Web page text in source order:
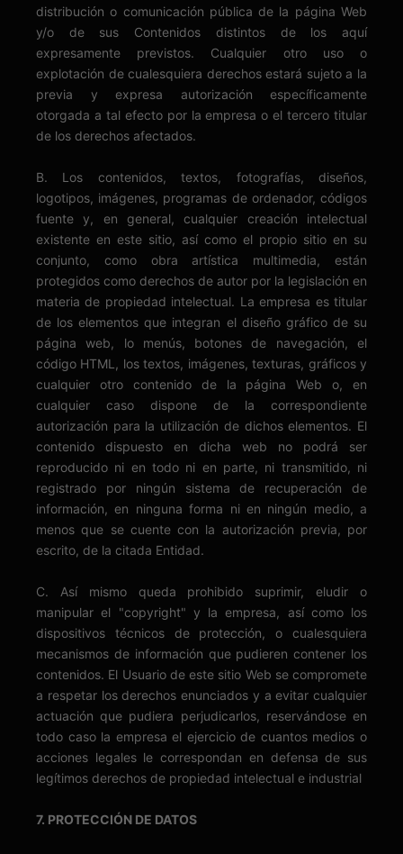
distribución o comunicación pública de la página Web
y/o de sus Contenidos distintos de los aquí
expresamente previstos. Cualquier otro uso o
explotación de cualesquiera derechos estará sujeto a la
previa y expresa autorización específicamente
otorgada a tal efecto por la empresa o el tercero titular
de los derechos afectados.
B. Los contenidos, textos, fotografías, diseños,
logotipos, imágenes, programas de ordenador, códigos
fuente y, en general, cualquier creación intelectual
existente en este sitio, así como el propio sitio en su
conjunto, como obra artística multimedia, están
protegidos como derechos de autor por la legislación en
materia de propiedad intelectual. La empresa es titular
de los elementos que integran el diseño gráfico de su
página web, lo menús, botones de navegación, el
código HTML, los textos, imágenes, texturas, gráficos y
cualquier otro contenido de la página Web o, en
cualquier caso dispone de la correspondiente
autorización para la utilización de dichos elementos. El
contenido dispuesto en dicha web no podrá ser
reproducido ni en todo ni en parte, ni transmitido, ni
registrado por ningún sistema de recuperación de
información, en ninguna forma ni en ningún medio, a
menos que se cuente con la autorización previa, por
escrito, de la citada Entidad.
C. Así mismo queda prohibido suprimir, eludir o
manipular el "copyright" y la empresa, así como los
dispositivos técnicos de protección, o cualesquiera
mecanismos de información que pudieren contener los
contenidos. El Usuario de este sitio Web se compromete
a respetar los derechos enunciados y a evitar cualquier
actuación que pudiera perjudicarlos, reservándose en
todo caso la empresa el ejercicio de cuantos medios o
acciones legales le correspondan en defensa de sus
legítimos derechos de propiedad intelectual e industrial
7. PROTECCIÓN DE DATOS